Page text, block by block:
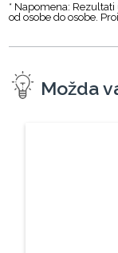
* Napomena:
od osobe do osobe.
Možda